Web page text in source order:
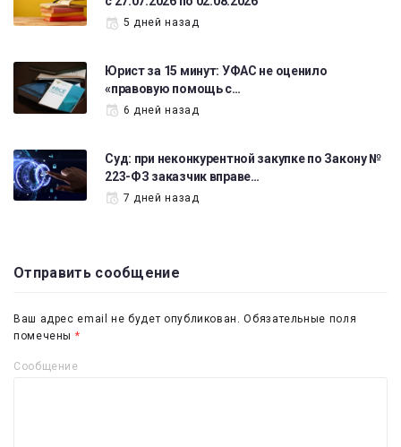
5 дней назад
Юрист за 15 минут: УФАС не оценило
«правовую помощь с…
6 дней назад
Суд: при неконкурентной закупке по Закону №
223-ФЗ заказчик вправе…
7 дней назад
Отправить сообщение
Ваш адрес email не будет опубликован. Обязательные поля
помечены *
Сообщение